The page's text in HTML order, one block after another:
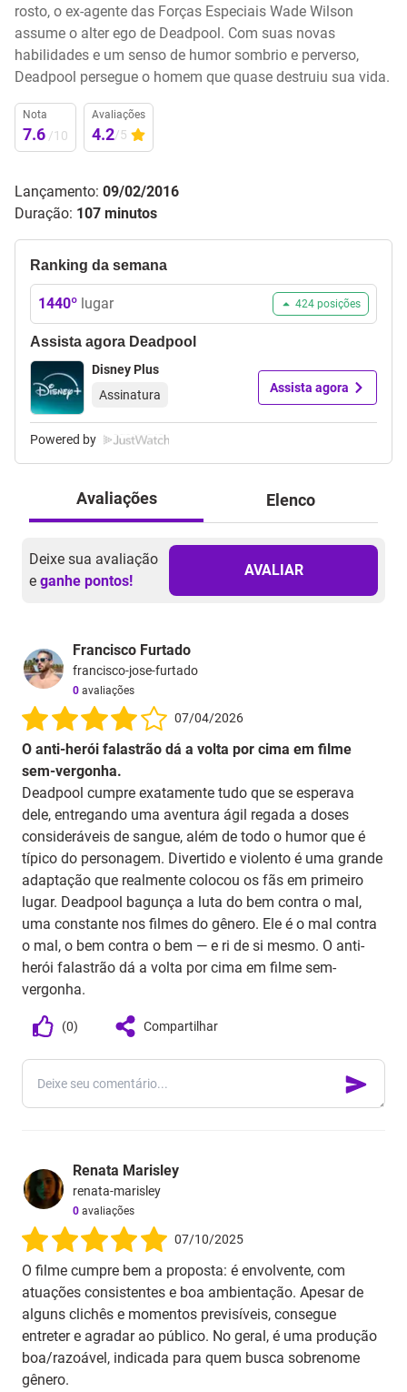
rosto, o ex-agente das Forças Especiais Wade Wilson
assume o alter ego de Deadpool. Com suas novas
habilidades e um senso de humor sombrio e perverso,
Deadpool persegue o homem que quase destruiu sua vida.
Nota
7.6 /10
Avaliações
4.2/5
Lançamento: 09/02/2016
Duração: 107 minutos
Ranking da semana
1440º lugar 424 posições
Assista agora Deadpool
Disney Plus
Assinatura
Assista agora
Powered by
Avaliações Elenco
Deixe sua avaliação
e ganhe pontos!
AVALIAR
Francisco Furtado
francisco-jose-furtado
0 avaliações
07/04/2026
O anti-herói falastrão dá a volta por cima em filme
sem-vergonha.
Deadpool cumpre exatamente tudo que se esperava
dele, entregando uma aventura ágil regada a doses
consideráveis de sangue, além de todo o humor que é
típico do personagem. Divertido e violento é uma grande
adaptação que realmente colocou os fãs em primeiro
lugar. Deadpool bagunça a luta do bem contra o mal,
uma constante nos filmes do gênero. Ele é o mal contra
o mal, o bem contra o bem — e ri de si mesmo. O anti-
herói falastrão dá a volta por cima em filme sem-
vergonha.
(0) Compartilhar
Renata Marisley
renata-marisley
0 avaliações
07/10/2025
O filme cumpre bem a proposta: é envolvente, com
atuações consistentes e boa ambientação. Apesar de
alguns clichês e momentos previsíveis, consegue
entreter e agradar ao público. No geral, é uma produção
boa/razoável, indicada para quem busca sobrenome
gênero.